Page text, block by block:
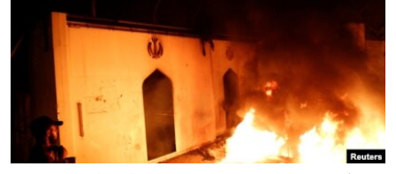
حقوق شهروندی
اقتصادی
علم و فناوری
اسرائیل در جنگ
انتخابات ریاست جمهوری آمریکا ۲۰۲۴
حمله جمهوری اسلامی به اسرائیل
رمز مهسا
ورزش زنان در ایران
زبانهای مختلف